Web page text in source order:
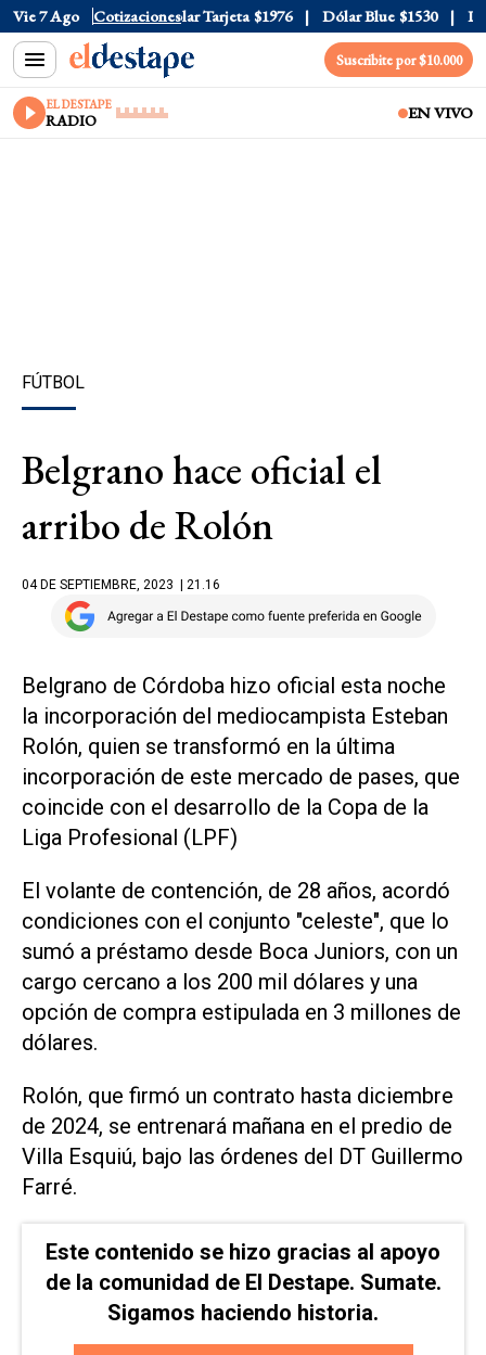
Vie 7 Ago Cotizaciones
Oficial $1520 Dólar Tarjeta $1976 Dólar Blue $1530
Suscribite por $10.000
EL DESTAPE
RADIO EN VIVO
FÚTBOL
Belgrano hace oficial el
arribo de Rolón
04 DE SEPTIEMBRE, 2023 | 21.16
Belgrano de Córdoba hizo oficial esta noche
la incorporación del mediocampista Esteban
Rolón, quien se transformó en la última
incorporación de este mercado de pases, que
coincide con el desarrollo de la Copa de la
Liga Profesional (LPF)
El volante de contención, de 28 años, acordó
condiciones con el conjunto "celeste", que lo
sumó a préstamo desde Boca Juniors, con un
cargo cercano a los 200 mil dólares y una
opción de compra estipulada en 3 millones de
dólares.
Rolón, que firmó un contrato hasta diciembre
de 2024, se entrenará mañana en el predio de
Villa Esquiú, bajo las órdenes del DT Guillermo
Farré.
Este contenido se hizo gracias al apoyo
de la comunidad de El Destape. Sumate.
Sigamos haciendo historia.